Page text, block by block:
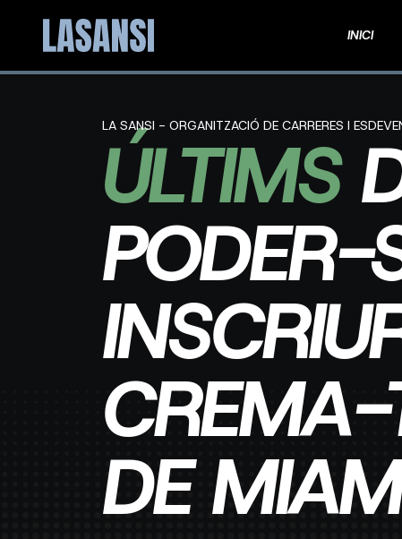
INICI
LA SANSI - ORGANITZACIÓ DE CARRERES I
ÚLTIMS
PODER-
CREMA-
DE